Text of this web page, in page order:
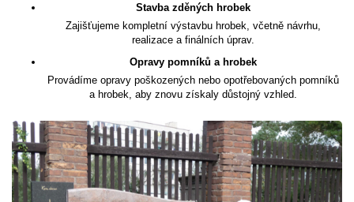
Stavba zděných hrobek
Zajišťujeme kompletní výstavbu hrobek, včetně návrhu,
realizace a finálních úprav.
Opravy pomníků a hrobek
Provádíme opravy poškozených nebo opotřebovaných pomníků
a hrobek, aby znovu získaly důstojný vzhled.